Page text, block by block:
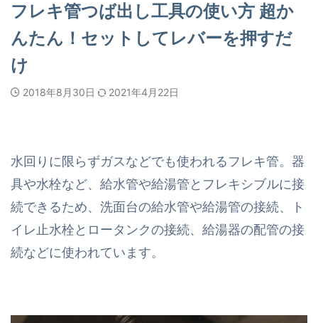
フレキ管つば出し工具の使い方 超か
んたん！セットしてレバーを押すだ
け
2018年8月30日 2021年4月22日
水回りに限らずガスなどでも使われるフレキ管。器
具や水栓など、給水管や給湯管とフレキシブルに接
続できるため、洗面台の給水管や給湯管の接続、ト
イレ止水栓とロータンクの接続、給湯器の配管の接
続などに使われています。